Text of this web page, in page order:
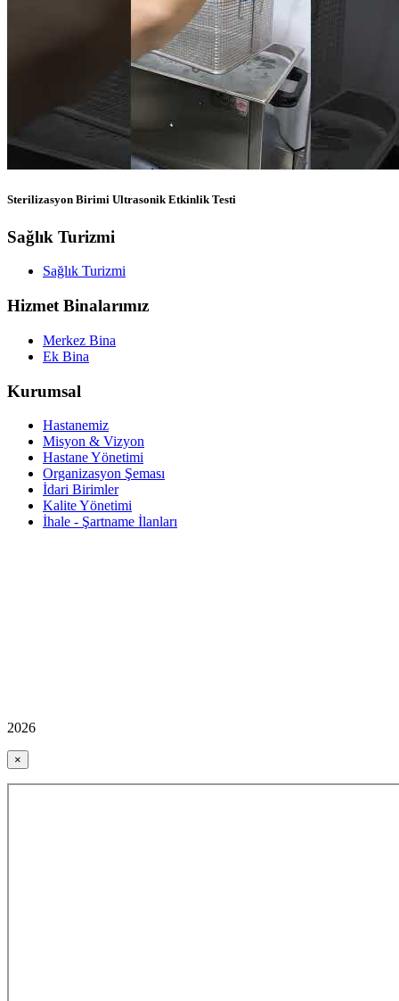
Sterilizasyon Birimi Ultrasonik Etkinlik Testi
Sağlık Turizmi
Sağlık Turizmi
Hizmet Binalarımız
Merkez Bina
Ek Bina
Kurumsal
Hastanemiz
Misyon & Vizyon
Hastane Yönetimi
Organizasyon Şeması
İdari Birimler
Kalite Yönetimi
İhale - Şartname İlanları
2026
×